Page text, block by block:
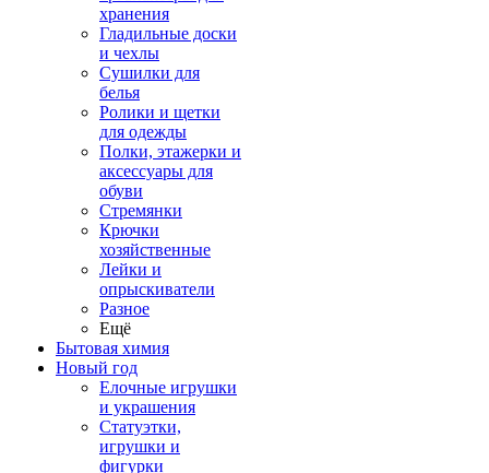
хранения
Гладильные доски
и чехлы
Сушилки для
белья
Ролики и щетки
для одежды
Полки, этажерки и
аксессуары для
обуви
Стремянки
Крючки
хозяйственные
Лейки и
опрыскиватели
Разное
Ещё
Бытовая химия
Новый год
Елочные игрушки
и украшения
Статуэтки,
игрушки и
фигурки